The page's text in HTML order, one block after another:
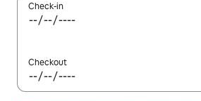
Check-in
Checkout